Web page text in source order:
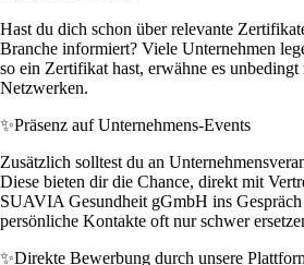
Hast du dich schon über relevante
Branche informiert? Viele Unternehmen
so ein Zertifikat hast, erwähne es unbedingt
Netzwerken.
✨Präsenz auf Unternehmens-Events
Zusätzlich solltest du an
Diese bieten dir die Chance, direkt mit
SUAVIA Gesundheit gGmbH ins
persönliche Kontakte oft nur schwer
✨Direkte Bewerbung durch unsere